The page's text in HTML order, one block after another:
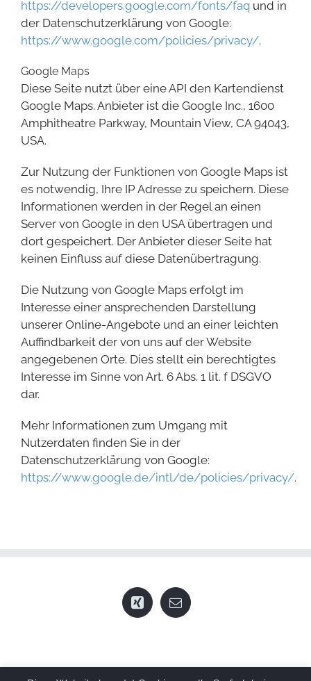
https://developers.google.com/fonts/faq und in
der Datenschutzerklärung von Google:
https://www.google.com/policies/privacy/.
Google Maps
Diese Seite nutzt über eine API den Kartendienst
Google Maps. Anbieter ist die Google Inc., 1600
Amphitheatre Parkway, Mountain View, CA 94043,
USA.
Zur Nutzung der Funktionen von Google Maps ist
es notwendig, Ihre IP Adresse zu speichern. Diese
Informationen werden in der Regel an einen
Server von Google in den USA übertragen und
dort gespeichert. Der Anbieter dieser Seite hat
keinen Einfluss auf diese Datenübertragung.
Die Nutzung von Google Maps erfolgt im
Interesse einer ansprechenden Darstellung
unserer Online-Angebote und an einer leichten
Auffindbarkeit der von uns auf der Website
angegebenen Orte. Dies stellt ein berechtigtes
Interesse im Sinne von Art. 6 Abs. 1 lit. f DSGVO
dar.
Mehr Informationen zum Umgang mit
Nutzerdaten finden Sie in der
Datenschutzerklärung von Google:
https://www.google.de/intl/de/policies/privacy/.